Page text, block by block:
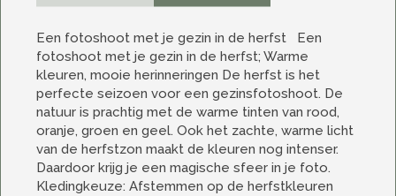
Een fotoshoot met je gezin in de herfst Een
fotoshoot met je gezin in de herfst; Warme
kleuren, mooie herinneringen De herfst is het
perfecte seizoen voor een gezinsfotoshoot. De
natuur is prachtig met de warme tinten van rood,
oranje, groen en geel. Ook het zachte, warme licht
van de herfstzon maakt de kleuren nog intenser.
Daardoor krijg je een magische sfeer in je foto.
Kledingkeuze: Afstemmen op de herfstkleuren